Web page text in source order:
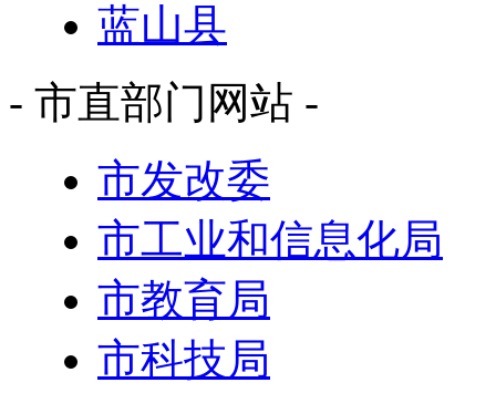
蓝山县
- 市直部门网站 -
市发改委
市工业和信息化局
市教育局
市科技局